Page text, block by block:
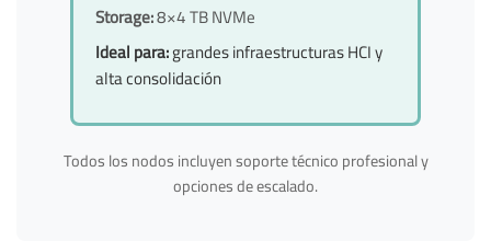
Storage:8×4 TB NVMe
Ideal para:grandes infraestructuras HCI y
alta consolidación
Todos los nodos incluyen soporte técnico profesional y
opciones de escalado.